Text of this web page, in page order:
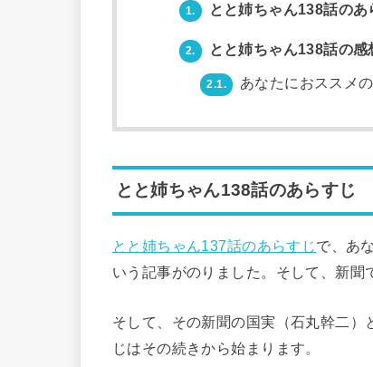
1. とと姉ちゃん138話のあ
2. とと姉ちゃん138話の感
2.1. あなたにおススメ
とと姉ちゃん138話のあらすじ
とと姉ちゃん137話のあらすじで、あ
いう記事がのりました。そして、新聞
そして、その新聞の国実（石丸幹二
じはその続きから始まります。